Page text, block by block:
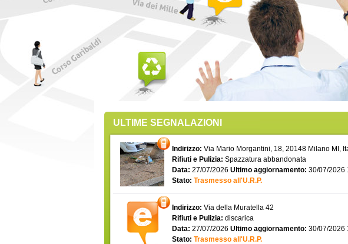
ULTIME SEGNALAZIONI
Indirizzo: Via Mario Morgantini, 18, 20148 Milano MI,
Rifiuti e Pulizia: Spazzatura abbandonata
Data: 27/07/2026 Ultimo aggiornamento: 30/07/2026
Stato: Trasmesso all'U.R.P.
Indirizzo: Via della Muratella 42
Rifiuti e Pulizia: discarica
Data: 27/07/2026 Ultimo aggiornamento: 30/07/2026
Stato: Trasmesso all'U.R.P.